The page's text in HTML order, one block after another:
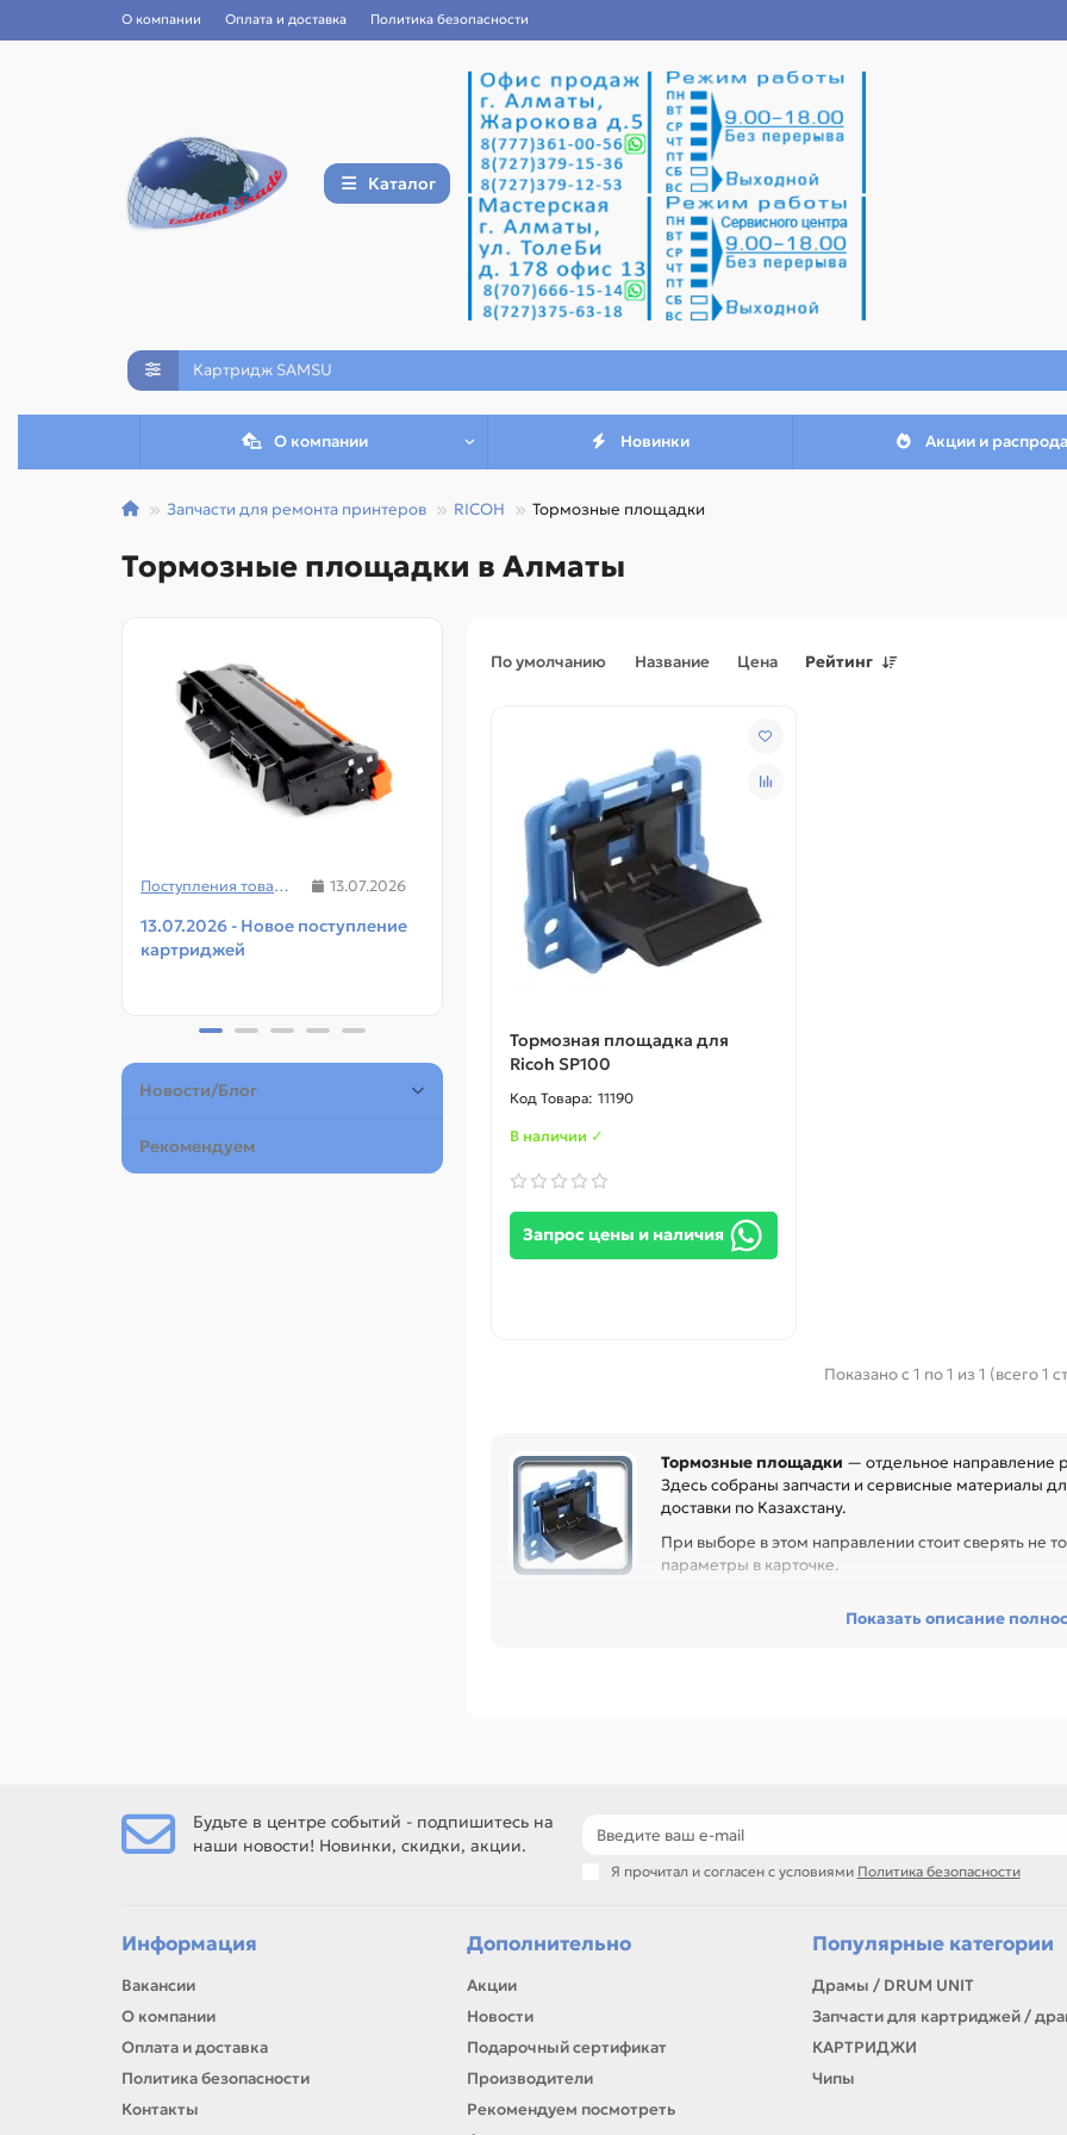
О компании Оплата и доставка Политика безопасности
Каталог
О компании Новинки Акции и
Запчасти для ремонта принтеров RICOH Тормозные площадки
Тормозные площадки в Алматы
Поступления товаров 13.07.2026
13.07.2026 - Новое поступление
картриджей
Поступления товаров 08.07.2026
08.07.2026 - Новое поступление
чипов для картриджей и
принтеров
Новости/Блог
Рекомендуем
По умолчанию Название Цена Рейтинг
Тормозная площадка для
Ricoh SP100
11190
В наличии ✓
Запрос цены и наличия
Показано с 1 по 1 из 1 (всего 1
Тормозные площадки — отдельное направление
Здесь собраны запчасти и сервисные материалы
доставки по Казахстану.
При выборе в этом направлении стоит сверять не
параметры в карточке.
восстановить технику и сократить простой оборудования, особенно
материалы для сервисных центров и офисов
самовывоз и доставка по Алматы, отправка по Казахстану
Показать описание
Будьте в центре событий - подпишитесь на
наши новости! Новинки, скидки, акции.
Я прочитал и согласен с условиями Политика безопасности
Информация
Вакансии
О компании
Оплата и доставка
Политика безопасности
Контакты
Дополнительно
Акции
Новости
Подарочный сертификат
Производители
Рекомендуем посмотреть
Популярные категории
Драмы / DRUM UNIT
Запчасти для картриджей /
КАРТРИДЖИ
Чипы